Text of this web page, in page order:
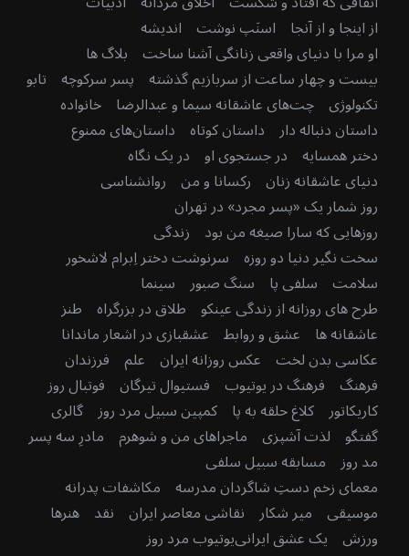
از اینجا و از آنجا اسنَپ نوشت اندیشه
او مرا با دنیای واقعی زنانگی آشنا ساخت بلاگ ها
بیست و چهار ساعت از سربازیم گذشته پسر سرکوچه تابو
تکنولوژی چت‌های عاشقانه سیما و عبدالرضا خانواده
داستان دنباله دار داستان کوتاه داستان‌های ممنوع
دختر همسایه در جستجوی او در یک نگاه
دنیای عاشقانه زنان رکسانا و من روانشناسی
روز شمار یک «پسر مجرد» در تهران
روزهایی که سارا صیغه من بود زندگی
سخت نگیر دنیا دو روزه سرنوشت دختر اِبرام لاشخور
سلامت سلفی پا سنگ صبور سینما
طرح های روزانه از زندگی عینکو طلاق در بزرگراه طنز
عاشقانه ها عشق و روابط عشقبازی در اشعار ماندانا
عکاسی بدن لخت عکس روزانه ایران علم فرزندان
فرهنگ فرهنگ در یوتیوب فستیوال تیرگان فوتبال روز
کاریکاتور کلاغ حلقه به پا کمپین سبیل مرد روز گالری
گفتگو لذت آشپزی ماجراهای من و شوهرم مادرِ سه پسر
مد روز مسابقه سبیل سلفی
معمای زخم دستِ شاگردان مدرسه مکاشفات پدرانه
موسیقی میر شکار نقاشی معاصر ایران نقد هنرها
ورزش یک عشق ایرانییوتیوب مرد روز